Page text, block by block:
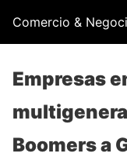
Comercio &
Empresas
Boomers a